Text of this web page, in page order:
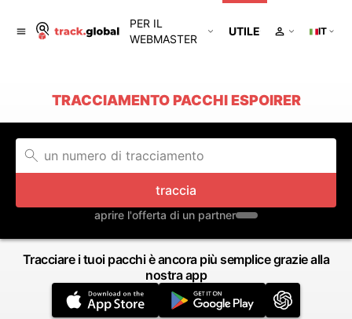
PER IL
WEBMASTER
UTILE IT
TRACCIAMENTO PACCHI ESPOIRER
traccia
aprire l'offerta di un partner
Tracciare i tuoi pacchi è ancora più semplice grazie alla
nostra app